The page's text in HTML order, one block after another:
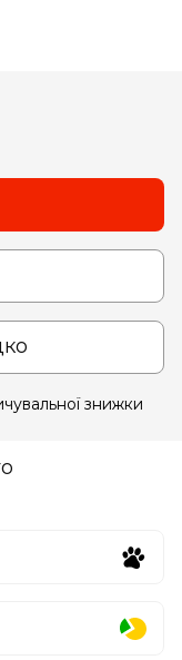
знижки